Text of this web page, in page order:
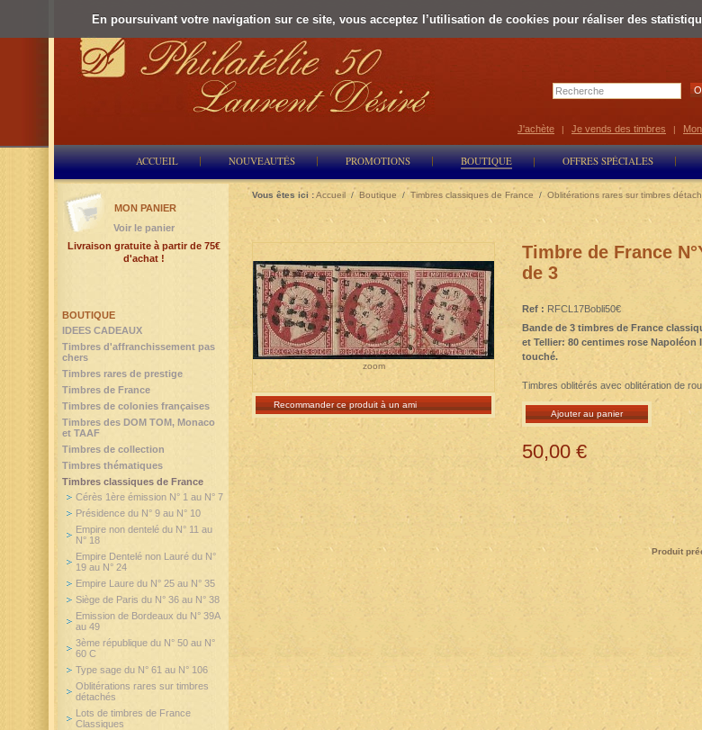
En poursuivant votre navigation sur ce site, vous acceptez l’utilisation de cookies pour réaliser des
ACCUEIL NOUVEAUTÉS PROMOTIONS BOUTIQUE OFFRES SPÉCIALES
J'achète | Je vends des timbres |
Vous êtes ici :Accueil / Boutique /Timbres classiques de France / Oblitérations rares sur timbres
zoom
Recommander ce produit à un ami
Timbre de France
de 3
Ref : RFCL17Bobli50€
Bande de 3 timbres de France
et Tellier: 80 centimes rose Napoléon
touché.
Timbres oblitérés avec oblitération de
Ajouter au panier
50,00 €
Produit
BOUTIQUE
IDEES CADEAUX
Timbres d'affranchissement pas
chers
Timbres rares de prestige
Timbres de France
Timbres de colonies françaises
Timbres des DOM TOM, Monaco
et TAAF
Timbres de collection
Timbres thématiques
Timbres classiques de France
Cérès 1ère émission N° 1 au N° 7
Présidence du N° 9 au N° 10
Empire non dentelé du N° 11 au
N° 18
Empire Dentelé non Lauré du N°
19 au N° 24
Empire Laure du N° 25 au N° 35
Siège de Paris du N° 36 au N° 38
Emission de Bordeaux du N° 39A
au 49
3ème république du N° 50 au N°
60 C
Type sage du N° 61 au N° 106
Oblitérations rares sur timbres
détachés
Lots de timbres de France
Classiques
MON PANIER
Voir le panier
Livraison gratuite à partir de 75€
d'achat !